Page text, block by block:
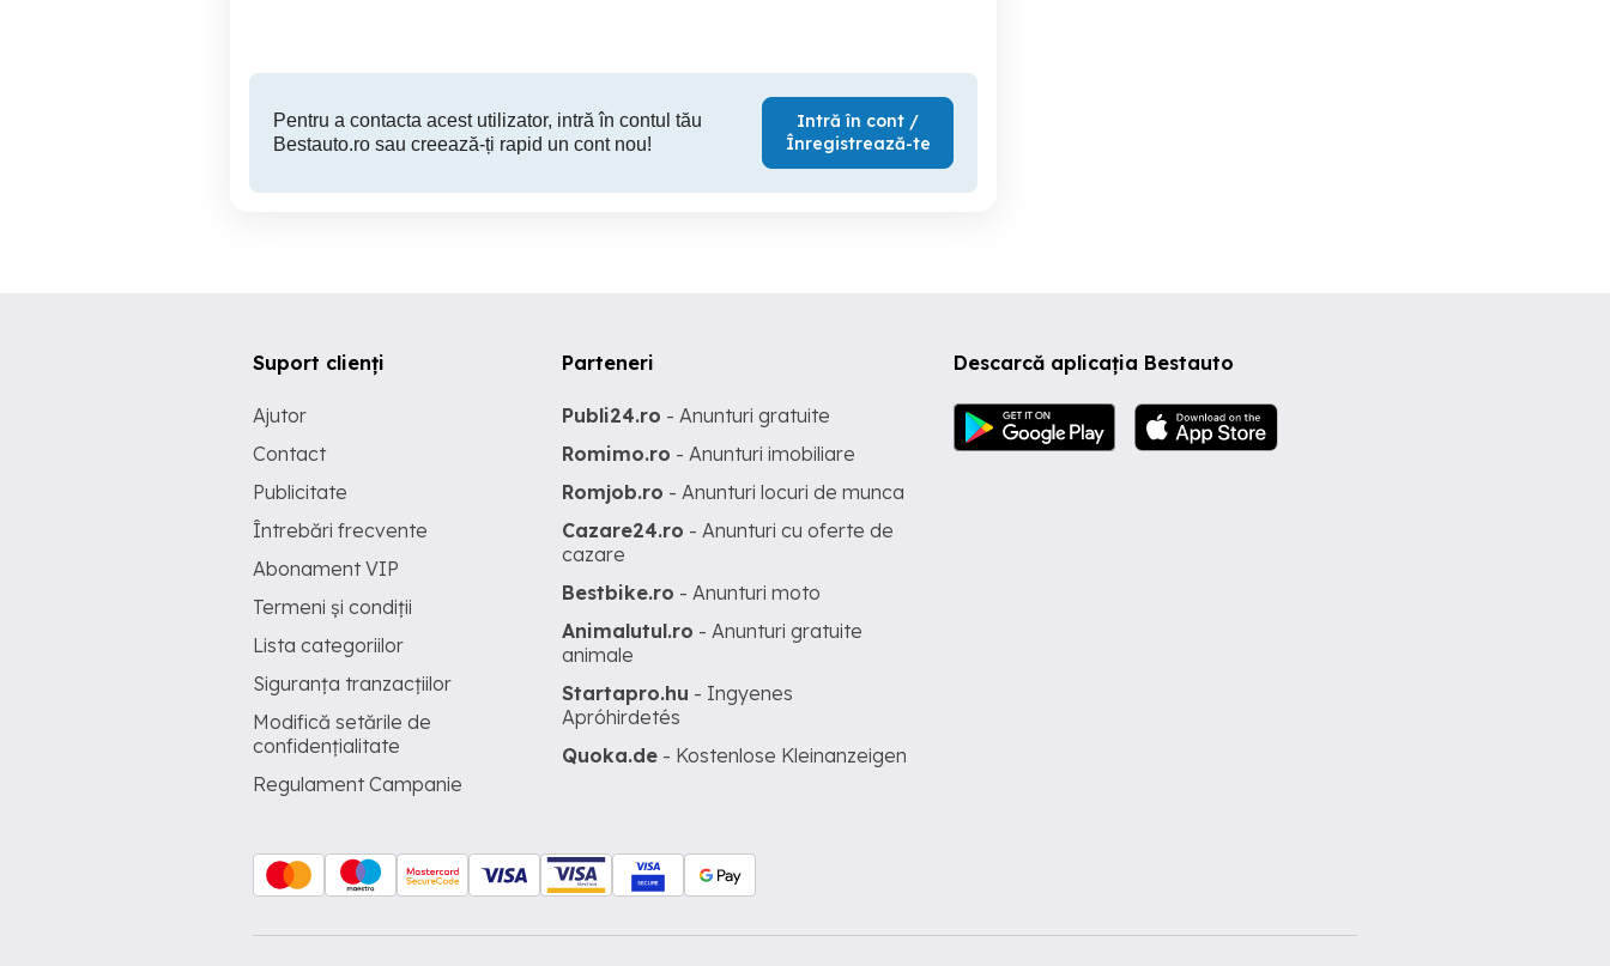
Pentru a contacta acest utilizator, intră în contul tău
Bestauto.ro sau creează-ți rapid un cont nou!
Intră în cont /
Înregistrează-te
Descarcă aplicația Bestauto
Suport clienți
Ajutor
Contact
Publicitate
Întrebări frecvente
Abonament VIP
Termeni și condiții
Lista categoriilor
Siguranța tranzacțiilor
Modifică setările de
confidențialitate
Regulament Campanie
Parteneri
Publi24.ro - Anunturi gratuite
Romimo.ro - Anunturi imobiliare
Romjob.ro - Anunturi locuri de munca
Cazare24.ro - Anunturi cu oferte de
cazare
Bestbike.ro - Anunturi moto
Animalutul.ro - Anunturi gratuite
animale
Startapro.hu - Ingyenes
Apróhirdetés
Quoka.de - Kostenlose Kleinanzeigen